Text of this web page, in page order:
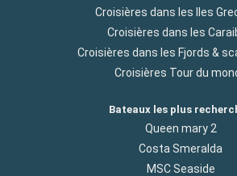
Croisières dans les Iles
Croisières dans les
Croisières dans les Fjords &
Croisières Tour du
Bateaux les plus
Queen mary 2
Costa Smeralda
MSC Seaside